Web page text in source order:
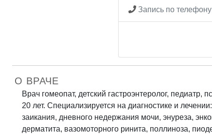
Запись по
О ВРАЧЕ
Врач гомеопат, детский гастроэнтеролог, педиатр,
20 лет. Специализируется на диагностике и
заикания, дневного недержания мочи, энуреза,
дерматита, вазомоторного ринита, поллиноза,